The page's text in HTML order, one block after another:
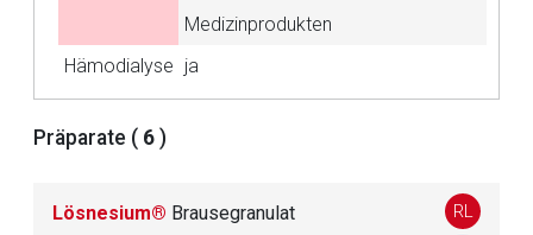
Medizinprodukten
Hämodialyse ja
Präparate ( 6 )
Lösnesium® Brausegranulat
RL
Aufruf einer externen Seite
Der von Ihnen aufgerufene Link öffnet eine externe Web-
Datenschutzbestimmungen.